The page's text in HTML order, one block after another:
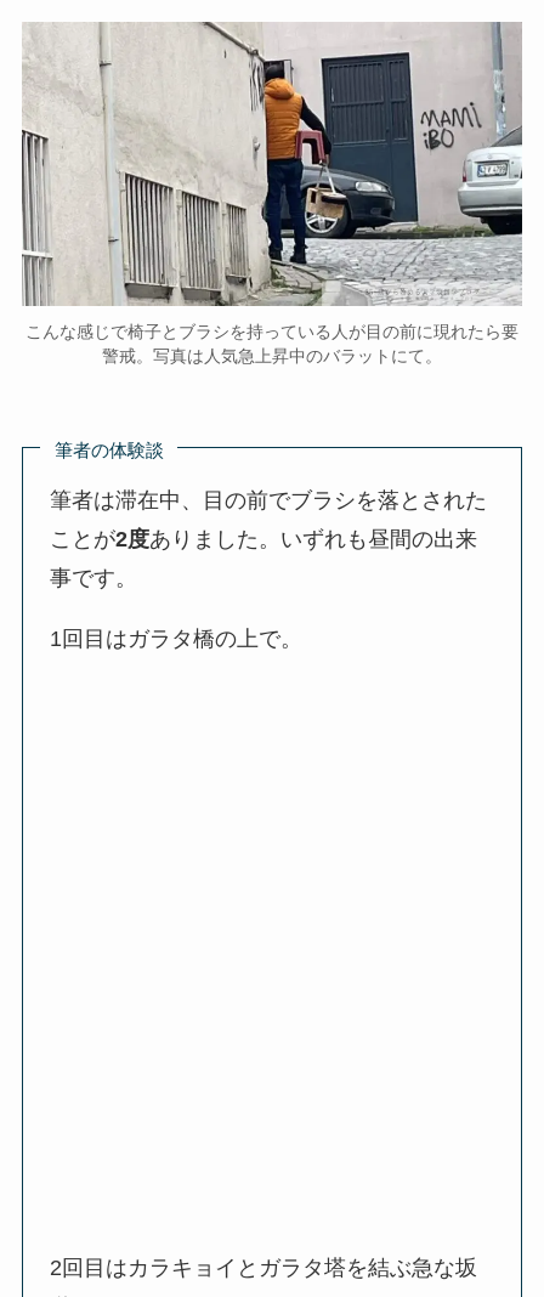
こんな感じで椅子とブラシを持っている人が目の前に現れたら要
警戒。写真は人気急上昇中のバラットにて。
筆者の体験談
筆者は滞在中、目の前でブラシを落とされた
ことが2度ありました。いずれも昼間の出来
事です。
1回目はガラタ橋の上で。
2回目はカラキョイとガラタ塔を結ぶ急な坂